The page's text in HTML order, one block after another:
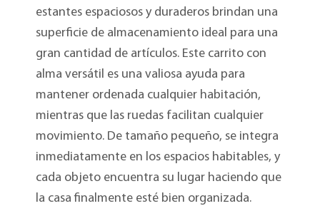
estantes espaciosos y duraderos brindan una
superficie de almacenamiento ideal para una
gran cantidad de artículos. Este carrito con
alma versátil es una valiosa ayuda para
mantener ordenada cualquier habitación,
mientras que las ruedas facilitan cualquier
movimiento. De tamaño pequeño, se integra
inmediatamente en los espacios habitables, y
cada objeto encuentra su lugar haciendo que
la casa finalmente esté bien organizada.